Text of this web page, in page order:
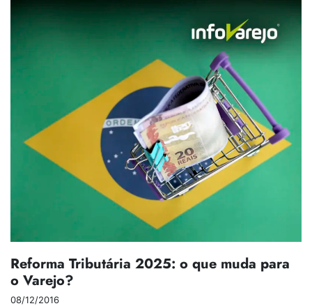
Reforma Tributária 2025: o que muda para
o Varejo?
08/12/2016